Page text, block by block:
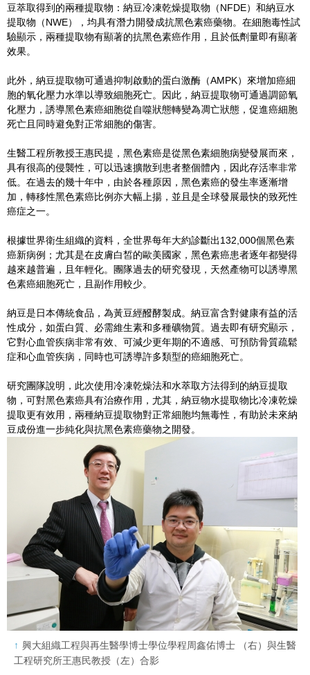
豆萃取得到的兩種提取物：納豆冷凍乾燥提取物（NFDE）和納豆水
提取物（NWE），均具有潛力開發成抗黑色素癌藥物。在細胞毒性試
驗顯示，兩種提取物有顯著的抗黑色素癌作用，且於低劑量即有顯著
效果。
此外，納豆提取物可通過抑制啟動的蛋白激酶（AMPK）來增加癌細
胞的氧化壓力水準以導致細胞死亡。因此，納豆提取物可通過調節氧
化壓力，誘導黑色素癌細胞從自噬狀態轉變為凋亡狀態，促進癌細胞
死亡且同時避免對正常細胞的傷害。
生醫工程所教授王惠民提，黑色素癌是從黑色素細胞病變發展而來，
具有很高的侵襲性，可以迅速擴散到患者整個體內，因此存活率非常
低。在過去的幾十年中，由於各種原因，黑色素癌的發生率逐漸增
加，轉移性黑色素癌比例亦大幅上揚，並且是全球發展最快的致死性
癌症之一。
根據世界衛生組織的資料，全世界每年大約診斷出132,000個黑色素
癌新病例；尤其是在皮膚白皙的歐美國家，黑色素癌患者逐年都變得
越來越普遍，且年輕化。團隊過去的研究發現，天然產物可以誘導黑
色素癌細胞死亡，且副作用較少。
納豆是日本傳統食品，為黃豆經醱酵製成。納豆富含對健康有益的活
性成分，如蛋白質、必需維生素和多種礦物質。過去即有研究顯示，
它對心血管疾病非常有效、可減少更年期的不適感、可預防骨質疏鬆
症和心血管疾病，同時也可誘導許多類型的癌細胞死亡。
研究團隊說明，此次使用冷凍乾燥法和水萃取方法得到的納豆提取
物，可對黑色素癌具有治療作用，尤其，納豆物水提取物比冷凍乾燥
提取更有效用，兩種納豆提取物對正常細胞均無毒性，有助於未來納
豆成份進一步純化與抗黑色素癌藥物之開發。
興大組織工程與再生醫學博士學位學程周鑫佑博士 （右）與生醫
工程研究所王惠民教授（左）合影